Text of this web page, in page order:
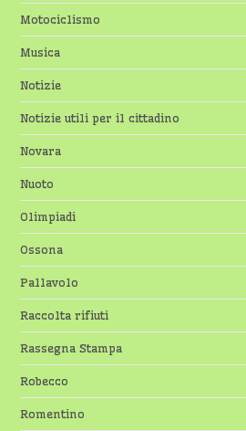
Motociclismo
Musica
Notizie
Notizie utili per il cittadino
Novara
Nuoto
Olimpiadi
Ossona
Pallavolo
Raccolta rifiuti
Rassegna Stampa
Robecco
Romentino